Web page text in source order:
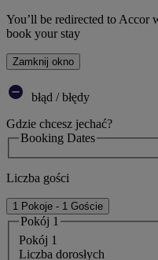
You’ll be redirected to Accor
book your stay
Zamknij okno
błąd / błędy
Gdzie chcesz jechać?
Booking Dates
Liczba gości
1 Pokoje - 1 Goście
Pokój 1
Pokój 1
Liczba dorosłych